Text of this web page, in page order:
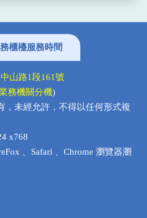
櫃檯服務時間
山路1段161號
務機關分機)
，未經允許，不得以任何形式複
x768
、Safari 、Chrome 瀏覽器瀏